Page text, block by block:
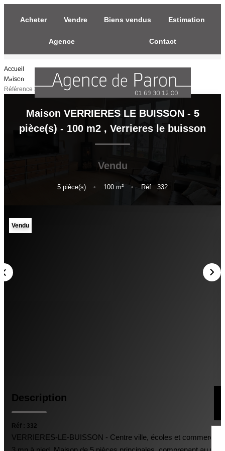
Acheter Vendre Biens vendus Estimation
Agence Contact
ACHETER
BIENS VENDUS
ESTIMATION
Estimez Votre Bien En Ligne
Demandez Votre Estimation À L'agence
Accueil
Maison
Référence 332
Maison VERRIERES LE BUISSON - 5
pièce(s) - 100 m2 , Verrieres le buisson
Vendu
5 pièce(s) • 100 m² • Réf : 332
Vendu
Description
Réf : 332
VERRIERES-LE-BUISSON - Centre ville, écoles et commerces